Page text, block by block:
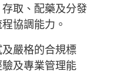
取、配藥及分發
協調能力。
嚴格的合規標
及專業管理能